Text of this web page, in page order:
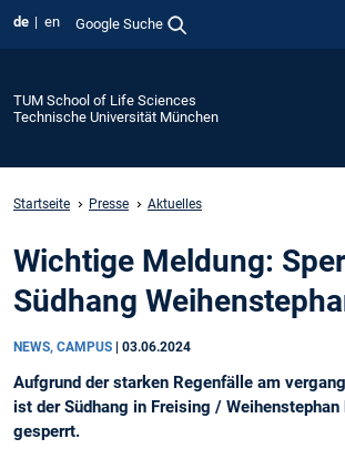
de en Google Suche
TUM School of Life Sciences
Technische Universität München
Startseite Presse Aktuelles
Wichtige Meldung:
Südhang
NEWS, CAMPUS 03.06.2024
Aufgrund der starken Regenfälle am
ist der Südhang in Freising /
gesperrt.